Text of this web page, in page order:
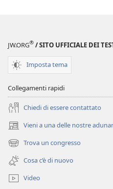
JW.ORG® / SITO UFFICIALE DEI
Imposta tema
Collegamenti rapidi
Chiedi di essere contattato
Vieni a una delle nostre
(apre
una
nuova
finestra)
Trova un congresso
(apre
una
nuova
finestra)
Cosa c’è di nuovo
Video